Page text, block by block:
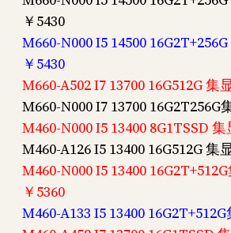
￥5430
M660-N000 I5 14500
￥5430
M660-A502 I7 13700 16G512G 集
M660-N000 I7 13700 16G2T256G
M460-N000 I5 13400 8G1TSSD
M460-A126 I5 13400 16G512G 集
M460-N000 I5 13400
￥5360
M460-A133 I5 13400